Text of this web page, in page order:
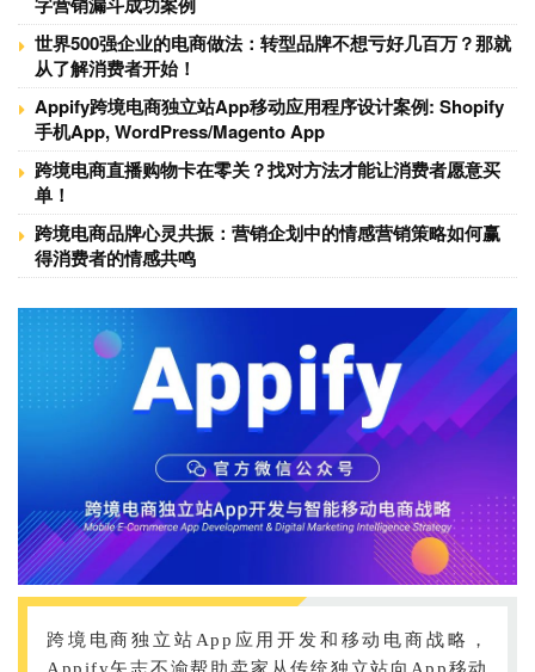
世界500强企业的电商做法：转型品牌不想亏好几百万？那就
从了解消费者开始！
Appify跨境电商独立站App移动应用程序设计案例: Shopify
手机App, WordPress/Magento App
跨境电商直播购物卡在零关？找对方法才能让消费者愿意买
单！
跨境电商品牌心灵共振：营销企划中的情感营销策略如何赢
得消费者的情感共鸣
跨境电商独立站App应用开发和移动电商战略，